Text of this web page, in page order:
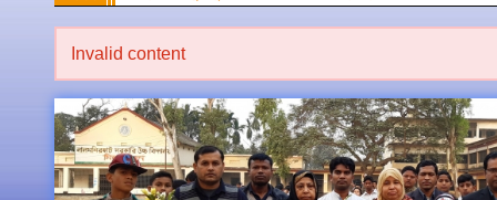
Invalid content